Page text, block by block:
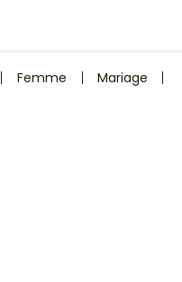
Femme Mariage